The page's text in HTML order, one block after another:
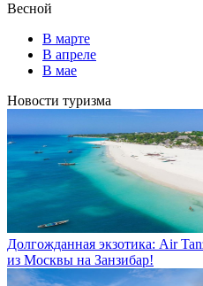
Весной
В марте
В апреле
В мае
Новости туризма
Долгожданная экзотика: Air
из Москвы на Занзибар!